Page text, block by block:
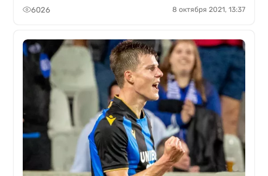
6026 8 октября 2021, 13:37